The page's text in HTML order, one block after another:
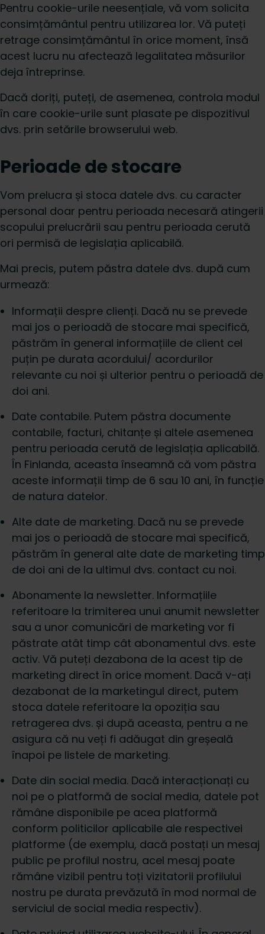
Pentru cookie-urile neesențiale, vă vom solicita
consimțământul pentru utilizarea lor. Vă puteți
retrage consimțământul în orice moment, însă
acest lucru nu afectează legalitatea măsurilor
deja întreprinse.
Dacă doriți, puteți, de asemenea, controla modul
în care cookie-urile sunt plasate pe dispozitivul
dvs. prin setările browserului web.
Perioade de stocare
Vom prelucra și stoca datele dvs. cu caracter
personal doar pentru perioada necesară atingerii
scopului prelucrării sau pentru perioada cerută
ori permisă de legislația aplicabilă.
Mai precis, putem păstra datele dvs. după cum
urmează:
Informații despre clienți. Dacă nu se prevede
mai jos o perioadă de stocare mai specifică,
păstrăm în general informațiile de client cel
puțin pe durata acordului/ acordurilor
relevante cu noi și ulterior pentru o perioadă de
doi ani.
Date contabile. Putem păstra documente
contabile, facturi, chitanțe și altele asemenea
pentru perioada cerută de legislația aplicabilă.
În Finlanda, aceasta înseamnă că vom păstra
aceste informații timp de 6 sau 10 ani, în funcție
de natura datelor.
Alte date de marketing. Dacă nu se prevede
mai jos o perioadă de stocare mai specifică,
păstrăm în general alte date de marketing timp
de doi ani de la ultimul dvs. contact cu noi.
Abonamente la newsletter. Informațiile
referitoare la trimiterea unui anumit newsletter
sau a unor comunicări de marketing vor fi
păstrate atât timp cât abonamentul dvs. este
activ. Vă puteți dezabona de la acest tip de
marketing direct în orice moment. Dacă v-ați
dezabonat de la marketingul direct, putem
stoca datele referitoare la opoziția sau
retragerea dvs. și după aceasta, pentru a ne
asigura că nu veți fi adăugat din greșeală
înapoi pe listele de marketing.
Date din social media. Dacă interacționați cu
noi pe o platformă de social media, datele pot
rămâne disponibile pe acea platformă
conform politicilor aplicabile ale respectivei
platforme (de exemplu, dacă postați un mesaj
public pe profilul nostru, acel mesaj poate
rămâne vizibil pentru toți vizitatorii profilului
nostru pe durata prevăzută în mod normal de
serviciul de social media respectiv).